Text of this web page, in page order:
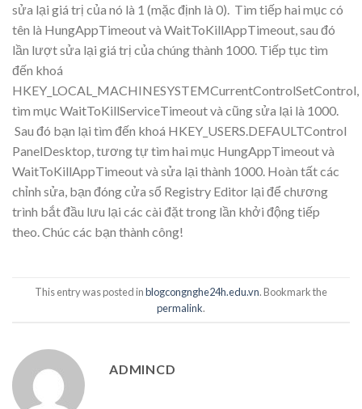
sửa lại giá trị của nó là 1 (mặc định là 0). Tìm tiếp hai mục có
tên là HungAppTimeout và WaitToKillAppTimeout, sau đó
lần lượt sửa lại giá trị của chúng thành 1000. Tiếp tục tìm
đến khoá
HKEY_LOCAL_MACHINESYSTEMCurrentControlSetControl,
tìm mục WaitToKillServiceTimeout và cũng sửa lại là 1000.
Sau đó bạn lại tìm đến khoá HKEY_USERS.DEFAULTControl
PanelDesktop, tương tự tìm hai mục HungAppTimeout và
WaitToKillAppTimeout và sửa lại thành 1000. Hoàn tất các
chỉnh sửa, bạn đóng cửa sổ Registry Editor lại để chương
trình bắt đầu lưu lại các cài đặt trong lần khởi động tiếp
theo. Chúc các bạn thành công!
This entry was posted inblogcongnghe24h.edu.vn. Bookmark the
permalink.
ADMINCD